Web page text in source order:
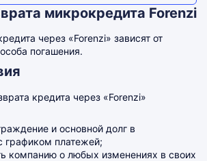
микрокредита Forenzi
через «Forenzi» зависят от
погашения.
кредита через «Forenzi»
и основной долг в
графиком платежей;
компанию о любых изменениях в своих